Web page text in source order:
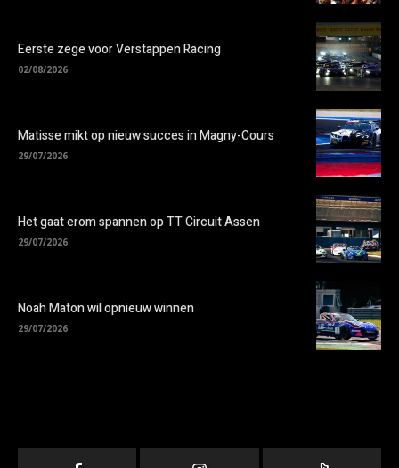
Eerste zege voor Verstappen Racing
02/08/2026
Matisse mikt op nieuw succes in Magny-Cours
29/07/2026
Het gaat erom spannen op TT Circuit Assen
29/07/2026
Noah Maton wil opnieuw winnen
29/07/2026